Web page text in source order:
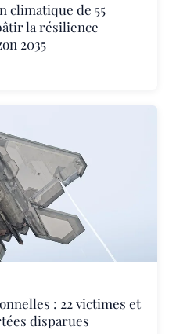
climatique de 55
la résilience
2035
: 22 victimes et
disparues